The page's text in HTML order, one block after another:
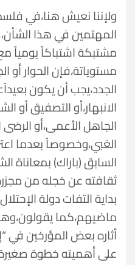
ولإننا نعيش هنا،في
المهتمين في هذا
مشتبكة اشتباكاً يومياً
مستوياتة،فإن الحوار
الجدد،يجب أن يكون
الانبهار،أو التصفيق أو
الجاهل الأعمى،أو
الغبي،وخصوصاً بعدما
السابق (باراك) بمعاناة
ثقافته عن خجله من
بداية التفات دولة
ماضيهم،كما
أثاره بعض المؤرخين في
على أهميته خطوة